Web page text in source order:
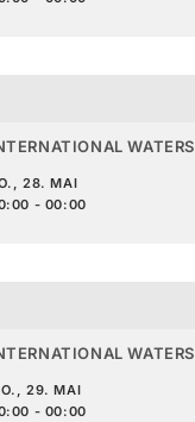
WATERS
28. MAI
- 00:00
WATERS
29. MAI
- 00:00